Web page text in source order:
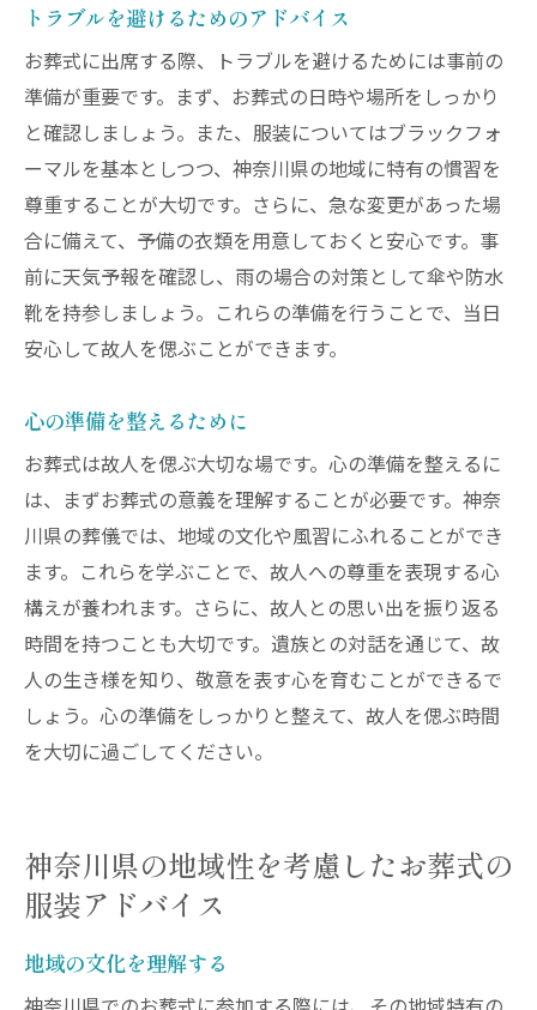
トラブルを避けるためのアドバイス
お葬式に出席する際、トラブルを避けるためには事前の
準備が重要です。まず、お葬式の日時や場所をしっかり
と確認しましょう。また、服装についてはブラックフォ
ーマルを基本としつつ、神奈川県の地域に特有の慣習を
尊重することが大切です。さらに、急な変更があった場
合に備えて、予備の衣類を用意しておくと安心です。事
前に天気予報を確認し、雨の場合の対策として傘や防水
靴を持参しましょう。これらの準備を行うことで、当日
安心して故人を偲ぶことができます。
心の準備を整えるために
お葬式は故人を偲ぶ大切な場です。心の準備を整えるに
は、まずお葬式の意義を理解することが必要です。神奈
川県の葬儀では、地域の文化や風習にふれることができ
ます。これらを学ぶことで、故人への尊重を表現する心
構えが養われます。さらに、故人との思い出を振り返る
時間を持つことも大切です。遺族との対話を通じて、故
人の生き様を知り、敬意を表す心を育むことができるで
しょう。心の準備をしっかりと整えて、故人を偲ぶ時間
を大切に過ごしてください。
神奈川県の地域性を考慮したお葬式の
服装アドバイス
地域の文化を理解する